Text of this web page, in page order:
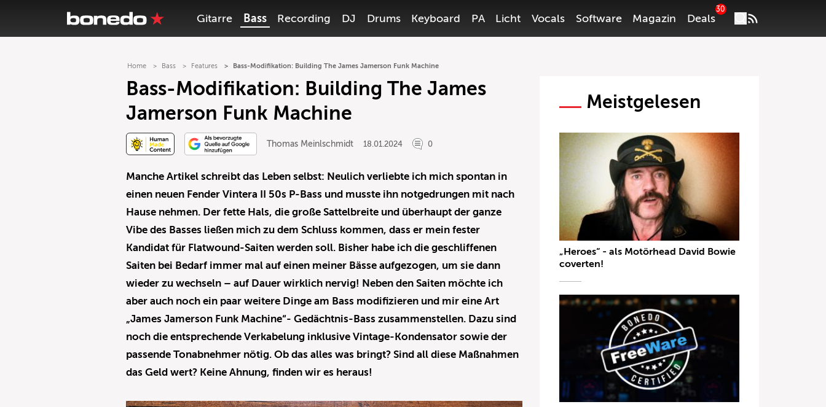
Gitarre Bass Recording DJ Drums Keyboard PA Licht Vocals Software Magazin Deals
30
Home Bass Features Bass-Modifikation: Building The James Jamerson Funk Machine
Bass-Modifikation: Building The James
Jamerson Funk Machine
Thomas Meinlschmidt 18.01.2024 0
Manche Artikel schreibt das Leben selbst: Neulich verliebte ich mich spontan in
einen neuen Fender Vintera II 50s P-Bass und musste ihn notgedrungen mit nach
Hause nehmen. Der fette Hals, die große Sattelbreite und überhaupt der ganze
Vibe des Basses ließen mich zu dem Schluss kommen, dass er mein fester
Kandidat für Flatwound-Saiten werden soll. Bisher habe ich die geschliffenen
Saiten bei Bedarf immer mal auf einen meiner Bässe aufgezogen, um sie dann
wieder zu wechseln – auf Dauer wirklich nervig! Neben den Saiten möchte ich
aber auch noch ein paar weitere Dinge am Bass modifizieren und mir eine Art
„James Jamerson Funk Machine“- Gedächtnis-Bass zusammenstellen. Dazu sind
noch die entsprechende Verkabelung inklusive Vintage-Kondensator sowie der
passende Tonabnehmer nötig. Ob das alles was bringt? Sind all diese Maßnahmen
das Geld wert? Keine Ahnung, finden wir es heraus!
Meistgelesen
„Heroes“ - als Motörhead David Bowie
coverten!